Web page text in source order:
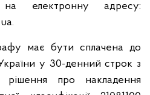
електронну адресу:
має бути сплачена до
у 30-денний строк з
рішення про накладення